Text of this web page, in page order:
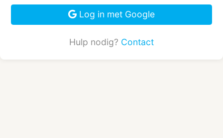
Hulp nodig?Contact